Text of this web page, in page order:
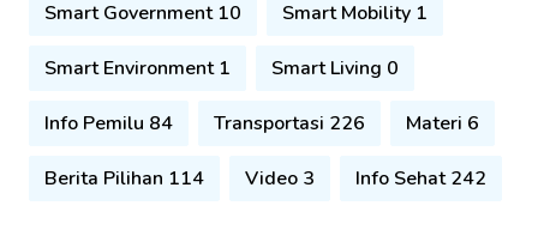
Smart Government 10 Smart Mobility 1
Smart Environment 1 Smart Living 0
Info Pemilu 84 Transportasi 226 Materi 6
Berita Pilihan 114 Video 3 Info Sehat 242